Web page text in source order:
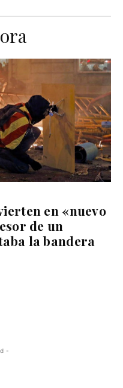
en «nuevo
de un
la bandera
-